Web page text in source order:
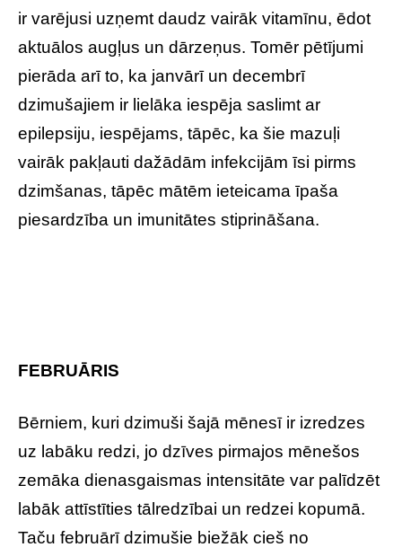
ir varējusi uzņemt daudz vairāk vitamīnu, ēdot
aktuālos augļus un dārzeņus. Tomēr pētījumi
pierāda arī to, ka janvārī un decembrī
dzimušajiem ir lielāka iespēja saslimt ar
epilepsiju, iespējams, tāpēc, ka šie mazuļi
vairāk pakļauti dažādām infekcijām īsi pirms
dzimšanas, tāpēc mātēm ieteicama īpaša
piesardzība un imunitātes stiprināšana.
FEBRUĀRIS
Bērniem, kuri dzimuši šajā mēnesī ir izredzes
uz labāku redzi, jo dzīves pirmajos mēnešos
zemāka dienasgaismas intensitāte var palīdzēt
labāk attīstīties tālredzībai un redzei kopumā.
Taču februārī dzimušie biežāk cieš no